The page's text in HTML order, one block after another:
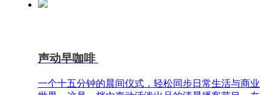
声动早咖啡
一个十五分钟的晨间仪式，轻松同步日常生活与商业